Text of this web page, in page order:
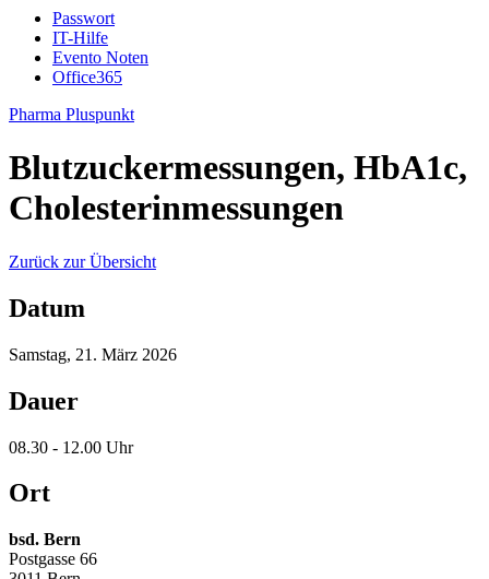
Passwort
IT-Hilfe
Evento Noten
Office365
Pharma Pluspunkt
Blutzuckermessungen, HbA1c,
Cholesterinmessungen
Zurück zur Übersicht
Datum
Samstag, 21. März 2026
Dauer
08.30 - 12.00 Uhr
Ort
bsd. Bern
Postgasse 66